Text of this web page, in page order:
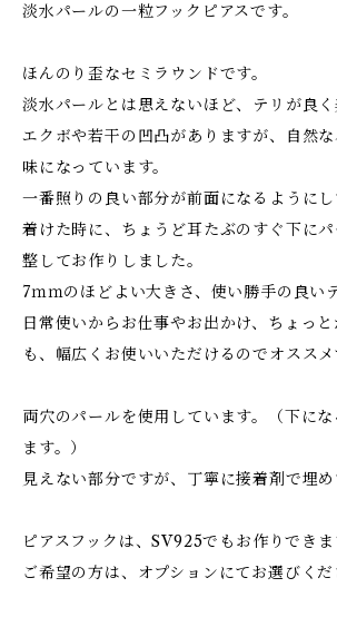
淡水パールの一粒フックピアスです。
ほんのり歪なセミラウンドです。
淡水パールとは思えないほど、テリが良く
エクボや若干の凹凸がありますが、自然
味になっています。
一番照りの良い部分が前面になるようにし
着けた時に、ちょうど耳たぶのすぐ下に
整してお作りしました。
7ｍｍのほどよい大きさ、使い勝手の良い
日常使いからお仕事やお出かけ、ちょっ
も、幅広くお使いいただけるのでオススメ
両穴のパールを使用しています。（下に
ます。）
見えない部分ですが、丁寧に接着剤で埋め
ピアスフックは、SV925でもお作りできま
ご希望の方は、オプションにてお選びくだ